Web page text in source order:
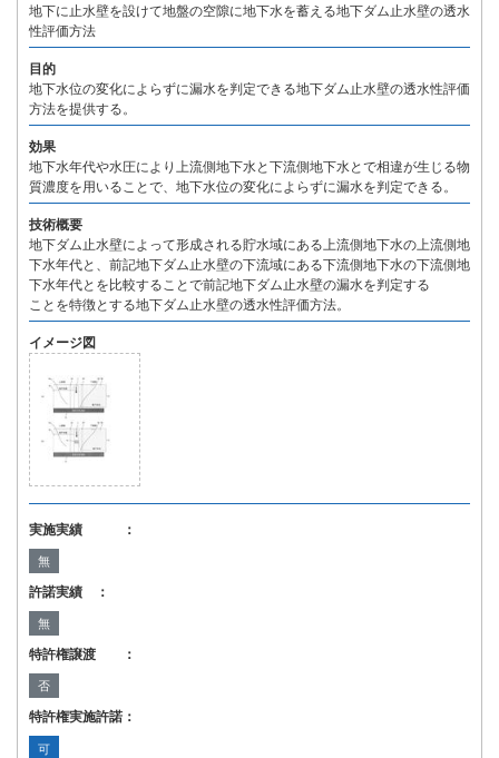
地下に止水壁を設けて地盤の空隙に地下水を蓄える地下ダム止水壁の透水
性評価方法
目的
地下水位の変化によらずに漏水を判定できる地下ダム止水壁の透水性評価
方法を提供する。
効果
地下水年代や水圧により上流側地下水と下流側地下水とで相違が生じる物
質濃度を用いることで、地下水位の変化によらずに漏水を判定できる。
技術概要
地下ダム止水壁によって形成される貯水域にある上流側地下水の上流側地
下水年代と、前記地下ダム止水壁の下流域にある下流側地下水の下流側地
下水年代とを比較することで前記地下ダム止水壁の漏水を判定する
ことを特徴とする地下ダム止水壁の透水性評価方法。
イメージ図
実施実績 ：
無
許諾実績 ：
無
特許権譲渡 ：
否
特許権実施許諾：
可